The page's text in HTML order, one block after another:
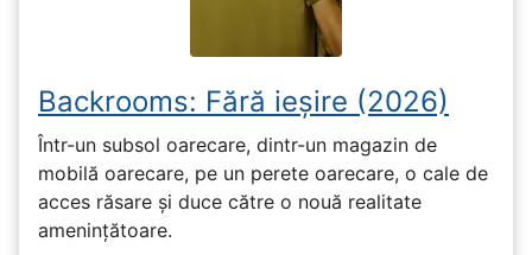
Backrooms: Fără ieșire (2026)
Într-un subsol oarecare, dintr-un magazin de
mobilă oarecare, pe un perete oarecare, o cale de
acces răsare și duce către o nouă realitate
amenințătoare.